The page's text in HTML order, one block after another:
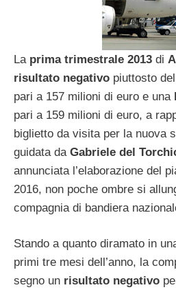
La prima trimestrale 2013 di
risultato negativo piuttosto
pari a 157 milioni di euro e una
pari a 159 milioni di euro, a
biglietto da visita per la nuova
guidata da Gabriele del
annunciata l’elaborazione del
2016, non poche ombre si
compagnia di bandiera
Stando a quanto diramato in
primi tre mesi dell’anno, la
segno un risultato negativo